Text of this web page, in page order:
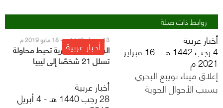
روابط ذات صلة
أخبار عربية
4 رجب 1442 هـ - 16 فبراير
2021 م
إغلاق ميناء نويبع البحري
بسبب الأحوال الجوية
أخبار عربية13 رمضان 1440 هـ - 18 مايو 2019 م
السلطات المصرية تحبط محاولة
تسلل 21 شخصًا إلى ليبيا
أخبار عربية
28 رجب 1440 هـ - 4 أبريل